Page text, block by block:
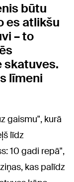
būtu
es atlikšu
– to
skatuves.
līmeni
gaismu", kurā
līdz
10 gadi repā",
kas palīdz